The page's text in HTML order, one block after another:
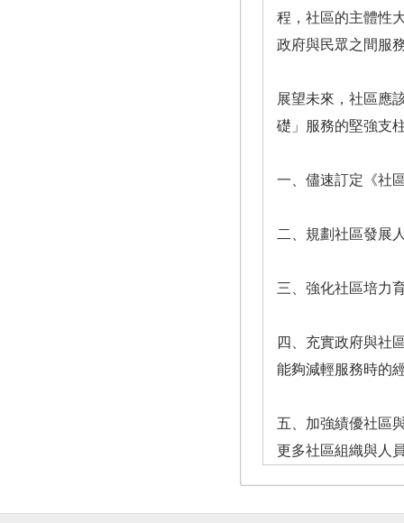
程，社區的主體性
政府與民眾之間服
展望未來，社區應
礎」服務的堅強支
一、儘速訂定《社
二、規劃社區發展
三、強化社區培力
四、充實政府與社
能夠減輕服務時的
五、加強績優社區
更多社區組織與人